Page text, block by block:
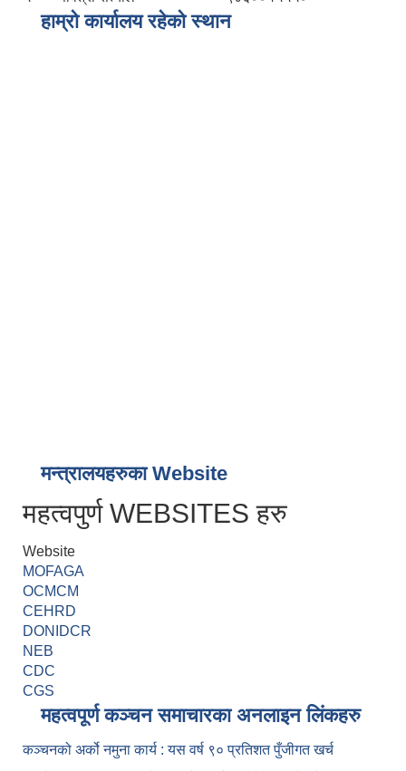
हाम्रो कार्यालय रहेको स्थान
मन्त्रालयहरुका Website
महत्वपुर्ण WEBSITES हरु
Website
MOFAGA
OCMCM
CEHRD
DONIDCR
NEB
CDC
CGS
महत्वपूर्ण कञ्चन समाचारका अनलाइन लिंकहरु
कञ्चनको अर्को नमुना कार्य : यस वर्ष ९० प्रतिशत पुँजीगत खर्च